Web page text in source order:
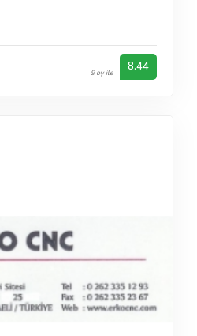
9 oy ile 8.44